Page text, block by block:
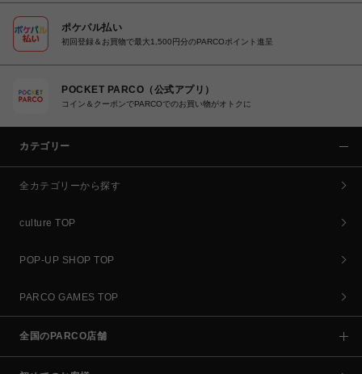
ポケパル払い
初回登録＆お買物で最大1,500円分のPARCOポイント進呈
POCKET PARCO（公式アプリ）
コイン＆クーポンでPARCOでのお買い物がオトクに
カテゴリー
全カテゴリーから探す
culture TOP
POP-UP SHOP TOP
PARCO GAMES TOP
全国のPARCO店舗